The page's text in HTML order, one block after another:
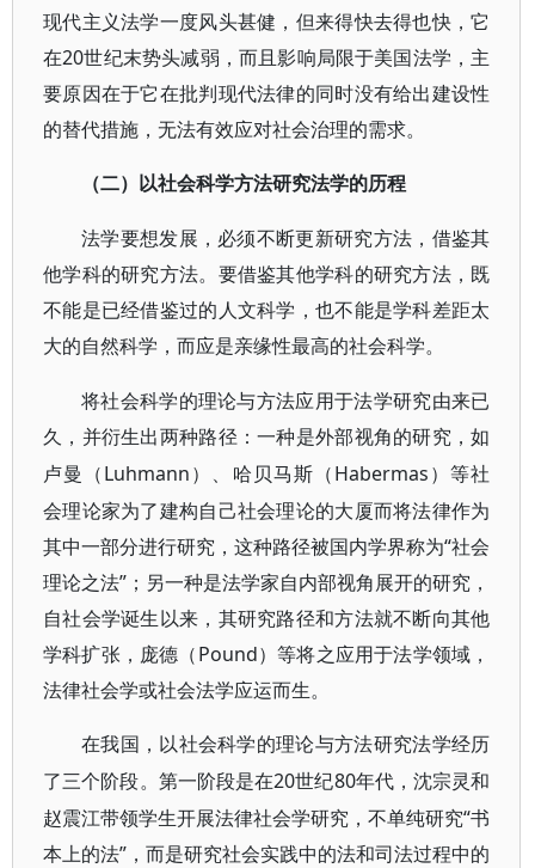
现代主义法学一度风头甚健，但来得快去得也快，它
在20世纪末势头减弱，而且影响局限于美国法学，主
要原因在于它在批判现代法律的同时没有给出建设性
的替代措施，无法有效应对社会治理的需求。
（二）以社会科学方法研究法学的历程
法学要想发展，必须不断更新研究方法，借鉴其
他学科的研究方法。要借鉴其他学科的研究方法，既
不能是已经借鉴过的人文科学，也不能是学科差距太
大的自然科学，而应是亲缘性最高的社会科学。
将社会科学的理论与方法应用于法学研究由来已
久，并衍生出两种路径：一种是外部视角的研究，如
卢曼（ Luhmann）、哈贝马斯（Habermas）等社
会理论家为了建构自己社会理论的大厦而将法律作为
其中一部分进行研究，这种路径被国内学界称为“社会
理论之法”；另一种是法学家自内部视角展开的研究，
自社会学诞生以来，其研究路径和方法就不断向其他
学科扩张，庞德（Pound）等将之应用于法学领域，
法律社会学或社会法学应运而生。
在我国，以社会科学的理论与方法研究法学经历
了三个阶段。第一阶段是在20世纪80年代，沈宗灵和
赵震江带领学生开展法律社会学研究，不单纯研究“书
本上的法”，而是研究社会实践中的法和司法过程中的